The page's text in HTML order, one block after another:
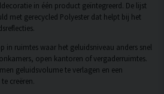
in één product geïntegreerd. De lijst
met gerecycled Polyester dat helpt bij het
in ruimtes waar het geluidsniveau anders snel
open kantoren of vergaderruimtes.
geluidsvolume te verlagen en een
creëren.